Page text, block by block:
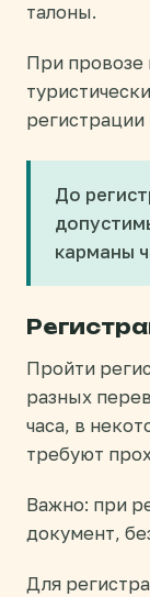
талоны.
При провозе
регистрации
До
карманы
Пройти
разных
часа, в
требуют
Важно: при
документ,
Для